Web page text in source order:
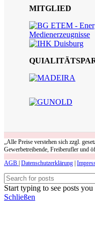
MITGLIED
„Alle Preise verstehen sich zzgl.
Gewerbetreibende, Freiberufler und
AGB Datenschutzerklärung
Start typing to see posts
Schließen